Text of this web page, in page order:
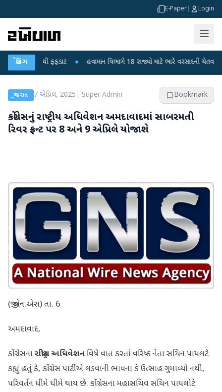
E-Paper Login
બ્રેકિંગ
ફફડાટ ● હવામાન વિભાગે 18 રાજ્યો માટે ભારે વરસાદની ચેતવણી જારી કરી
ગુજરાત 7 એપ્રિલ, 2025 Super Admin Bookmark
કોંગ્રેસનું રાષ્ટ્રીય અધિવેશન અમદાવાદમાં સાબરમતી
રિવર ફ્રન્ટ પર 8 અને 9 એપ્રિલે યોજાશે
(જી.એન.એસ) તા. 6
અમદાવાદ,
કોંગ્રેસનારાષ્ટ્રીય અધિવેશન વિષે વાત કરતાં વરિષ્ઠ નેતા સચિન પાયલટે
કહ્યું હતું કે, કોંગ્રેસ પાર્ટીએ લડવાની ભાવના કે ઉત્સાહ ગુમાવ્યો નથી,
પરિવર્તન ધીમે ધીમે થાય છે. કોંગ્રેસના મહાસચિવ સચિન પાયલોટે